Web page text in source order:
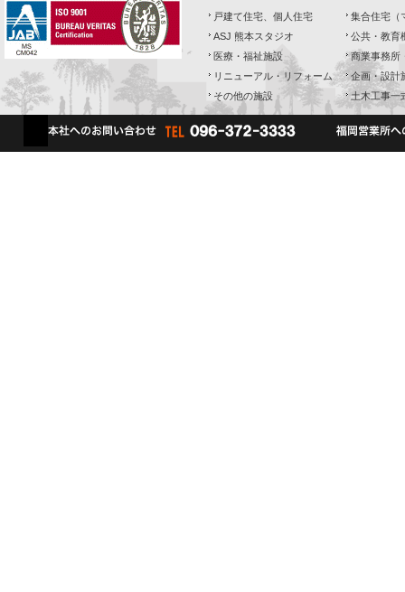
戸建て住宅、個人住宅
ASJ 熊本スタジオ
医療・福祉施設
リニューアル・リフォーム
その他の施設
集合住宅（
公共・教育
商業事務所
企画・設計
土木工事一